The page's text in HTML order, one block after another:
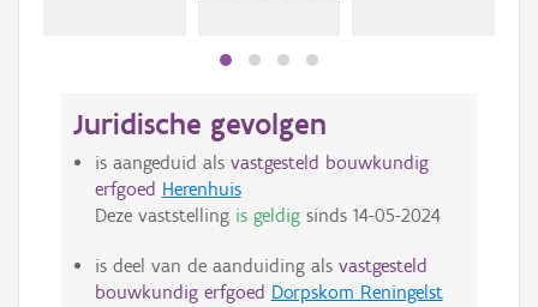
Juridische gevolgen
is aangeduid als vastgesteld bouwkundig
erfgoed Herenhuis
Deze vaststelling is geldigsinds 14-05-2024
is deel van de aanduiding als vastgesteld
bouwkundig erfgoed Dorpskom Reningelst